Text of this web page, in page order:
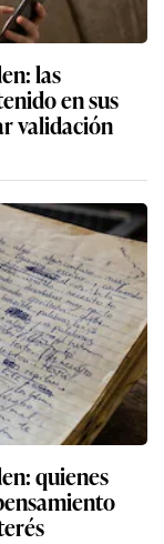
las
en sus
validación
quienes